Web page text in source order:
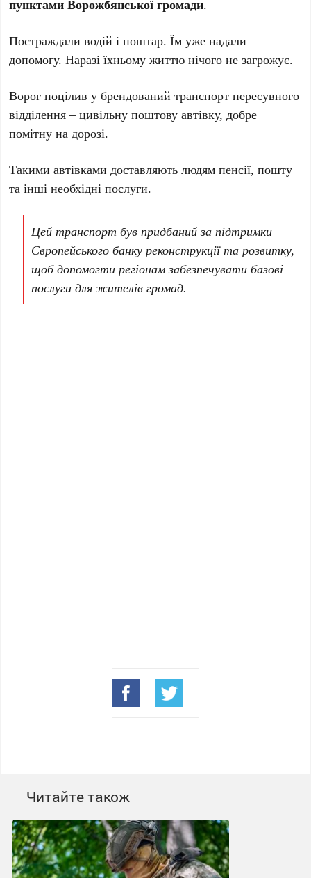
пунктами Ворожбянської громади.
Постраждали водій і поштар. Їм уже надали
допомогу. Наразі їхньому життю нічого не загрожує.
Ворог поцілив у брендований транспорт пересувного
відділення – цивільну поштову автівку, добре
помітну на дорозі.
Такими автівками доставляють людям пенсії, пошту
та інші необхідні послуги.
Цей транспорт був придбаний за підтримки
Європейського банку реконструкції та розвитку,
щоб допомогти регіонам забезпечувати базові
послуги для жителів громад.
Читайте також